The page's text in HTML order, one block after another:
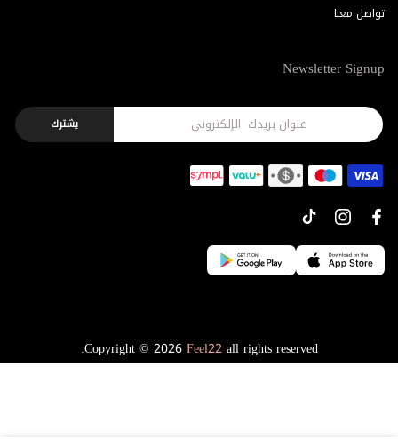
تواصل معنا
Newsletter Signup
يشترك
Copyright © 2026Feel22all rights reserved.